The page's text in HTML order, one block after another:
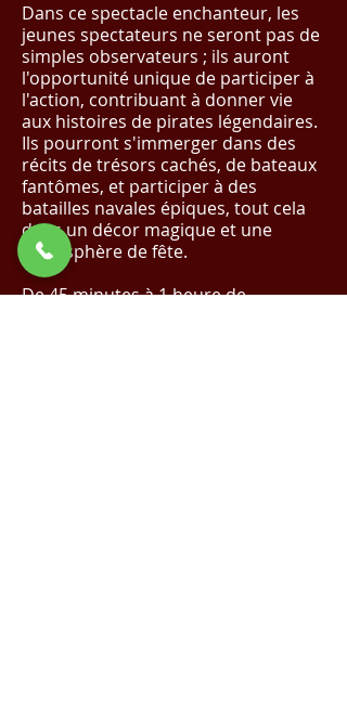
Dans ce spectacle enchanteur, les
jeunes spectateurs ne seront pas de
simples observateurs ; ils auront
l'opportunité unique de participer à
l'action, contribuant à donner vie
aux histoires de pirates légendaires.
Ils pourront s'immerger dans des
récits de trésors cachés, de bateaux
fantômes, et participer à des
batailles navales épiques, tout cela
dans un décor magique et une
atmosphère de fête.
De 45 minutes à 1 heure de